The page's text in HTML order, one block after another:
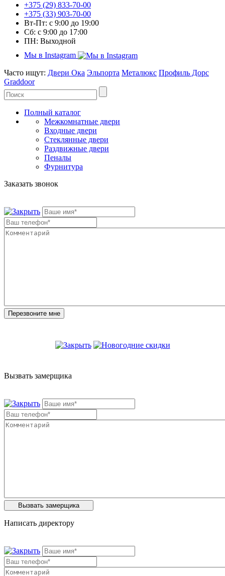
+375 (29) 833-70-00
+375 (33) 903-70-00
Вт-Пт: с 9:00 до 19:00
Сб: с 9:00 до 17:00
ПН: Выходной
Мы в Instagram
Часто ищут: Двери Ока Эльпорта Металюкс Профиль Дорс
Graddoor
Полный каталог
Межкомнатные двери
Входные двери
Стеклянные двери
Раздвижные двери
Пеналы
Фурнитура
Заказать звонок
Вызвать замерщика
Написать директору